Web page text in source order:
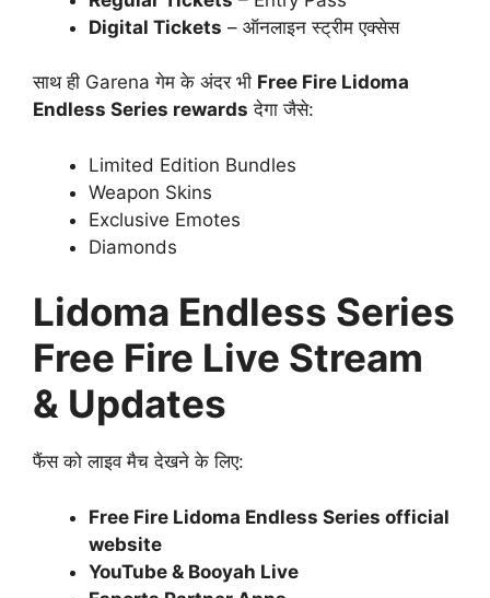
Digital Tickets – ऑनलाइन स्ट्रीम एक्सेस
साथ ही Garena गेम के अंदर भी Free Fire Lidoma
Endless Series rewards देगा जैसे:
Limited Edition Bundles
Weapon Skins
Exclusive Emotes
Diamonds
Lidoma Endless Series
Free Fire Live Stream
& Updates
फैंस को लाइव मैच देखने के लिए:
Free Fire Lidoma Endless Series official
website
YouTube & Booyah Live